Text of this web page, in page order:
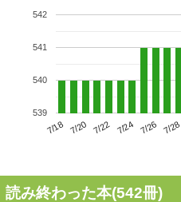
7/18 7/20 7/22 7/24 7/26 7/28
539
540
541
542
読み終わった本(542冊)